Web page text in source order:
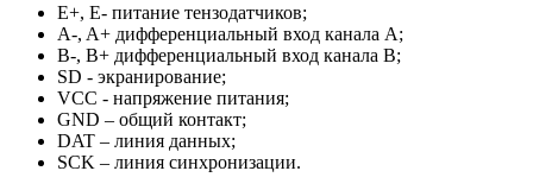
E+, E- питание тензодатчиков;
A-, A+ дифференциальный вход канала А;
B-, B+ дифференциальный вход канала B;
SD - экранирование;
VCC - напряжение питания;
GND – общий контакт;
DAT – линия данных;
SCK – линия синхронизации.